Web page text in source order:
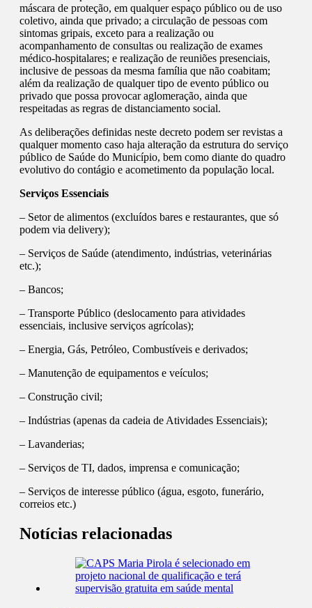
máscara de proteção, em qualquer espaço público ou de uso
coletivo, ainda que privado; a circulação de pessoas com
sintomas gripais, exceto para a realização ou
acompanhamento de consultas ou realização de exames
médico-hospitalares; e realização de reuniões presenciais,
inclusive de pessoas da mesma família que não coabitam;
além da realização de qualquer tipo de evento público ou
privado que possa provocar aglomeração, ainda que
respeitadas as regras de distanciamento social.
As deliberações definidas neste decreto podem ser revistas a
qualquer momento caso haja alteração da estrutura do serviço
público de Saúde do Município, bem como diante do quadro
evolutivo do contágio e acometimento da população local.
Serviços Essenciais
– Setor de alimentos (excluídos bares e restaurantes, que só
podem via delivery);
– Serviços de Saúde (atendimento, indústrias, veterinárias
etc.);
– Bancos;
– Transporte Público (deslocamento para atividades
essenciais, inclusive serviços agrícolas);
– Energia, Gás, Petróleo, Combustíveis e derivados;
– Manutenção de equipamentos e veículos;
– Construção civil;
– Indústrias (apenas da cadeia de Atividades Essenciais);
– Lavanderias;
– Serviços de TI, dados, imprensa e comunicação;
– Serviços de interesse público (água, esgoto, funerário,
correios etc.)
Notícias relacionadas